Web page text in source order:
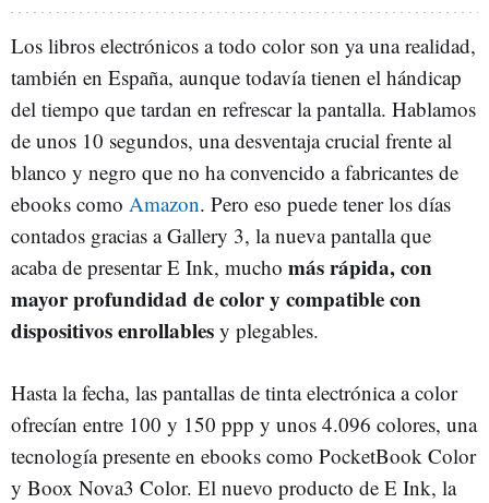
Los libros electrónicos a todo color son ya una realidad,
también en España, aunque todavía tienen el hándicap
del tiempo que tardan en refrescar la pantalla. Hablamos
de unos 10 segundos, una desventaja crucial frente al
blanco y negro que no ha convencido a fabricantes de
ebooks como Amazon. Pero eso puede tener los días
contados gracias a Gallery 3, la nueva pantalla que
acaba de presentar E Ink, mucho más rápida, con
mayor profundidad de color y compatible con
dispositivos enrollables y plegables.
Hasta la fecha, las pantallas de tinta electrónica a color
ofrecían entre 100 y 150 ppp y unos 4.096 colores, una
tecnología presente en ebooks como PocketBook Color
y Boox Nova3 Color. El nuevo producto de E Ink, la